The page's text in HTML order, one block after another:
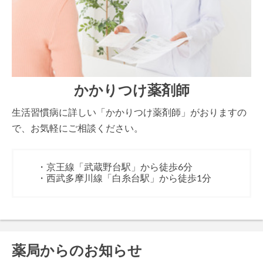
かかりつけ薬剤師
生活習慣病に詳しい「かかりつけ薬剤師」がおりますの
で、お気軽にご相談ください。
・京王線「武蔵野台駅」から徒歩6分
・西武多摩川線「白糸台駅」から徒歩1分
薬局からのお知らせ